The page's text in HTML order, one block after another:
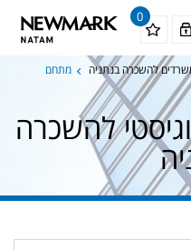
0
להשכרה בנתניה
מתחם
להשכרה